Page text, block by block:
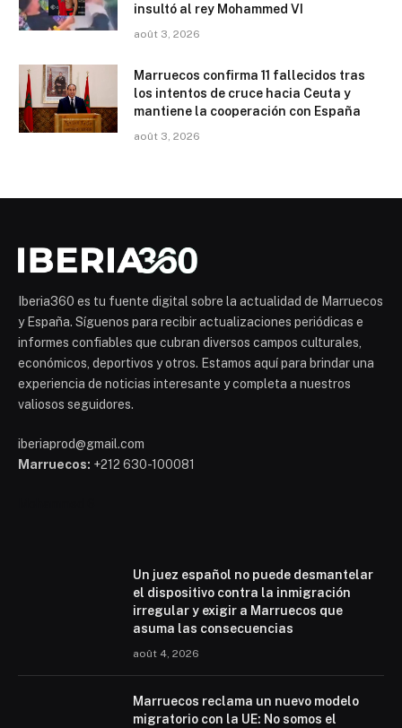
insultó al rey Mohammed VI
août 3, 2026
Marruecos confirma 11 fallecidos tras
los intentos de cruce hacia Ceuta y
mantiene la cooperación con España
août 3, 2026
Iberia360 es tu fuente digital sobre la actualidad de Marruecos
y España. Síguenos para recibir actualizaciones periódicas e
informes confiables que cubran diversos campos culturales,
económicos, deportivos y otros. Estamos aquí para brindar una
experiencia de noticias interesante y completa a nuestros
valiosos seguidores.
iberiaprod@gmail.com
Marruecos: +212 630-100081
Un juez español no puede desmantelar
el dispositivo contra la inmigración
irregular y exigir a Marruecos que
asuma las consecuencias
août 4, 2026
Marruecos reclama un nuevo modelo
migratorio con la UE: No somos el